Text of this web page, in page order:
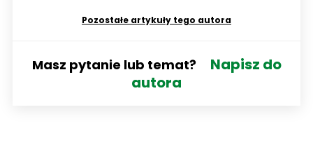
Pozostałe artykuły tego autora
Masz pytanie lub temat?
Napisz do
autora